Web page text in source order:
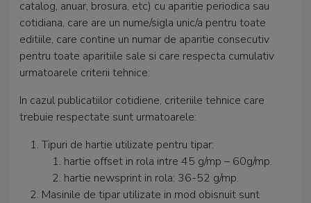
catalog, anuar, brosura, etc) cu aparitie periodica sau
cotidiana, care are un nume/sigla unic/a pentru toate
editiile, care contine un numar de aparitie consecutiv
pentru toate aparitiile sale si care respecta cumulativ
urmatoarele criterii tehnice:
In cazul publicatiilor cotidiene, criteriile tehnice care
trebuie respectate sunt urmatoarele:
Tipuri de hartie utilizate pentru tipar:
hartie offset in rola intre 45 g/mp – 60g/mp.
hartie newsprint in rola: 36-52 g/mp.
Masinile de tipar utilizate in mod obisnuit sunt